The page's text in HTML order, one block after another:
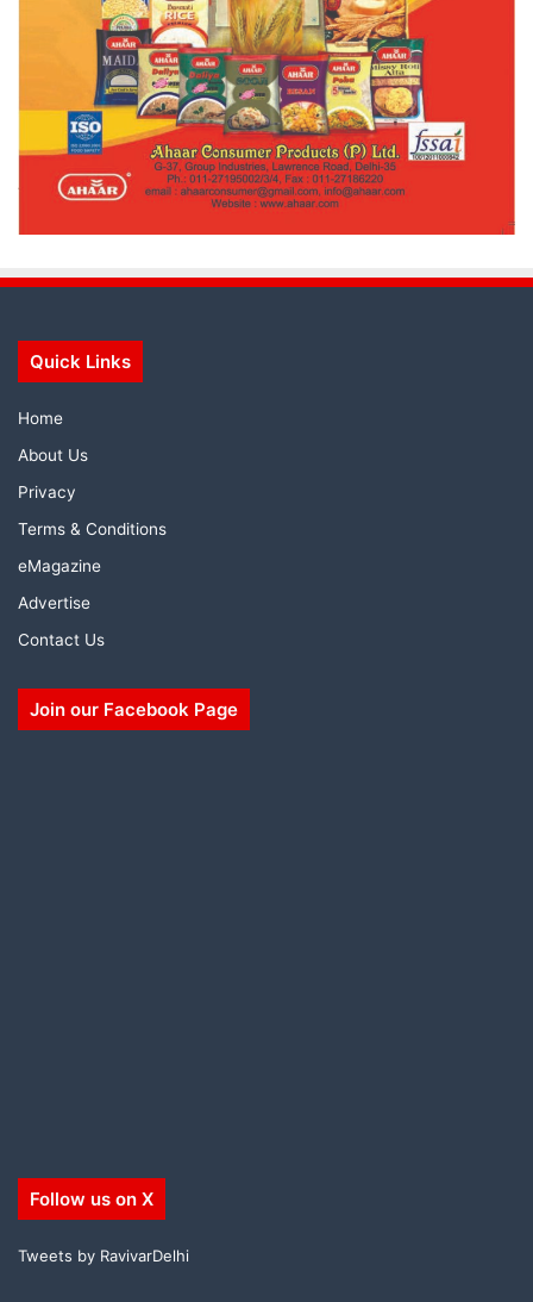
Quick Links
Home
About Us
Privacy
Terms & Conditions
eMagazine
Advertise
Contact Us
Join our Facebook Page
Follow us on X
Tweets by RavivarDelhi